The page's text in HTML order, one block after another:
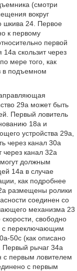
(смотри
вокруг
шкива 24. Первое
к первому
первой
скользит через
мере того, как
в подъемном
29a может быть
Первый ловитель
18a и
устройства 29а,
через канал 30а
через канал 32a
должным
14a в случае
как подробнее
размещены ролики
соединен со
механизма 23
свободно
с переключающим
50c (как описано
Первый рычаг 34a
с первым ловителем
с первым